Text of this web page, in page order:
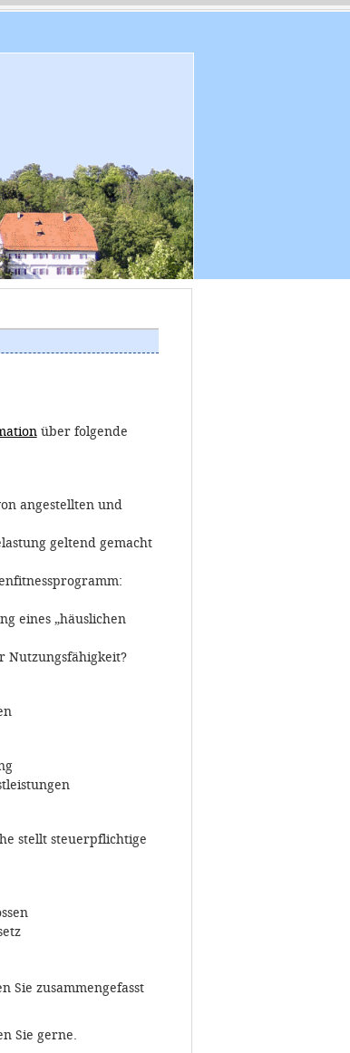
über folgende
angestellten und
geltend gemacht
eines „häuslichen
Nutzungsfähigkeit?
stellt steuerpflichtige
Sie zusammengefasst
Sie gerne.